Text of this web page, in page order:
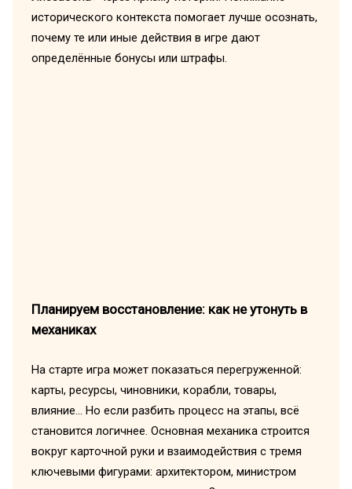
исторического контекста помогает лучше осознать,
почему те или иные действия в игре дают
определённые бонусы или штрафы.
Планируем восстановление: как не утонуть в
механиках
На старте игра может показаться перегруженной:
карты, ресурсы, чиновники, корабли, товары,
влияние... Но если разбить процесс на этапы, всё
становится логичнее. Основная механика строится
вокруг карточной руки и взаимодействия с тремя
ключевыми фигурами: архитектором, министром